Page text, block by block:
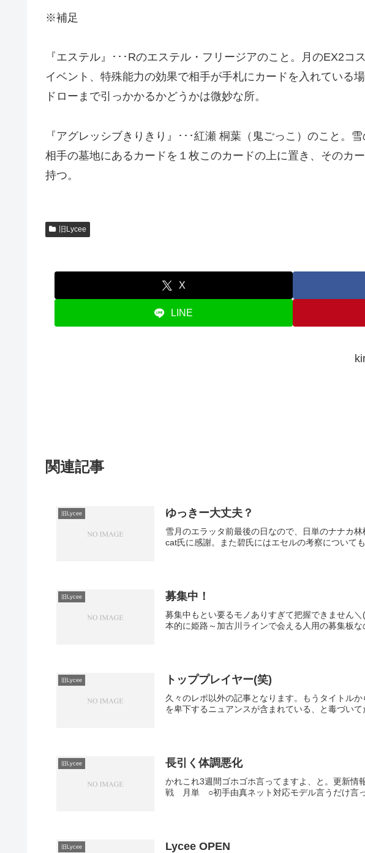
※補足
『エステル』･･･Rのエステル・フリージアのこと。月のEX2コ
イベント、特殊能力の効果で相手が手札にカードを入れている
ドローまで引っかかるかどうかは微妙な所。
『アグレッシブきりきり』･･･紅瀬 桐葉（鬼ごっこ）のこと。
相手の墓地にあるカードを１枚このカードの上に置き、その
持つ。
旧Lycee
X
LINE
関連記事
旧Lycee ゆっきー大丈夫？
雪月のエラッタ前最後の日なので、日単のナナカ
cat氏に感謝。また碧氏にはエセルの考察について
旧Lycee 募集中！
募集中もとい要るモノありすぎて把握できません
本的に姫路～加古川ラインで会える人用の募集板
旧Lycee トッププレイヤー(笑)
久々のレポ以外の記事となります。もうタイトル
を卑下するニュアンスが含まれている、と毒づい
旧Lycee 長引く体調悪化
かれこれ3週間ゴホゴホ言ってますよ、と。更新
戦 月単 ○初手由真ネット対応モデル言うだけ言
旧Lycee Lycee OPEN